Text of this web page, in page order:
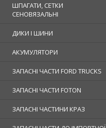
ШПАГАТИ, СЕТКИ
СЕНОВЯЗАЛЬНІ
ДИКИ І ШИНИ
АКУМУЛЯТОРИ
ЗАПАСНІ ЧАСТИ FORD TRUCKS
ЗАПАСНІ ЧАСТИ FOTON
ЗАПАСНІ ЧАСТИНИ КРАЗ